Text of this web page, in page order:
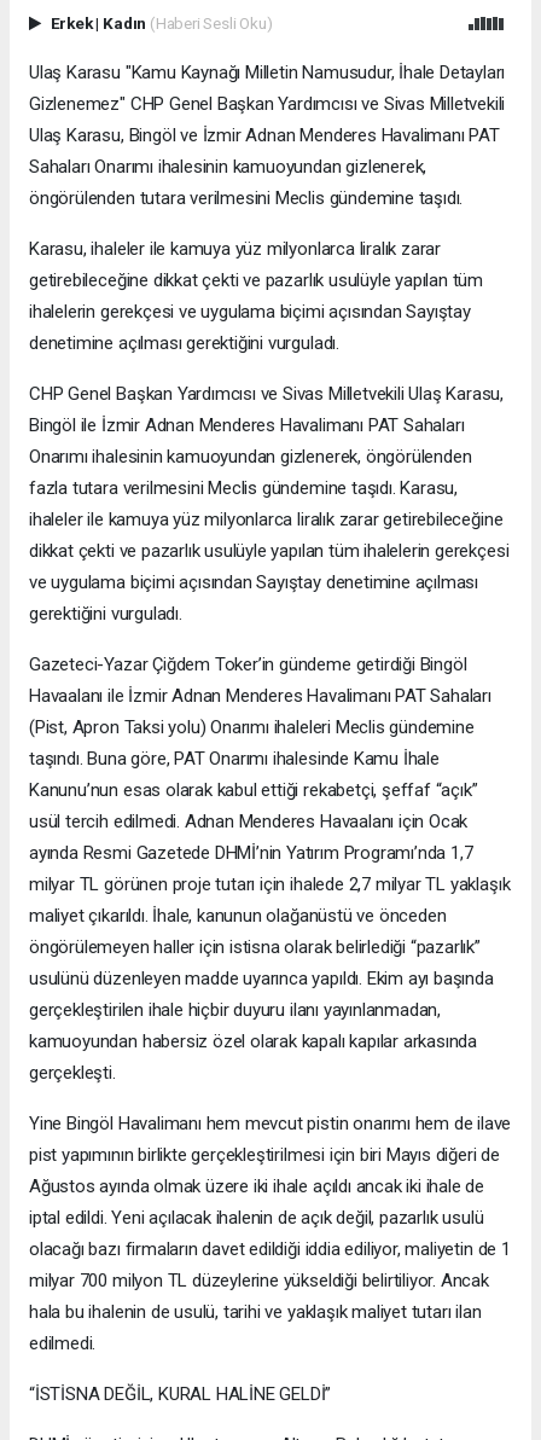
Erkek| Kadın (Haberi Sesli Oku)
Ulaş Karasu "Kamu Kaynağı Milletin Namusudur, İhale Detayları
Gizlenemez" CHP Genel Başkan Yardımcısı ve Sivas Milletvekili
Ulaş Karasu, Bingöl ve İzmir Adnan Menderes Havalimanı PAT
Sahaları Onarımı ihalesinin kamuoyundan gizlenerek,
öngörülenden tutara verilmesini Meclis gündemine taşıdı.
Karasu, ihaleler ile kamuya yüz milyonlarca liralık zarar
getirebileceğine dikkat çekti ve pazarlık usulüyle yapılan tüm
ihalelerin gerekçesi ve uygulama biçimi açısından Sayıştay
denetimine açılması gerektiğini vurguladı.
CHP Genel Başkan Yardımcısı ve Sivas Milletvekili Ulaş Karasu,
Bingöl ile İzmir Adnan Menderes Havalimanı PAT Sahaları
Onarımı ihalesinin kamuoyundan gizlenerek, öngörülenden
fazla tutara verilmesini Meclis gündemine taşıdı. Karasu,
ihaleler ile kamuya yüz milyonlarca liralık zarar getirebileceğine
dikkat çekti ve pazarlık usulüyle yapılan tüm ihalelerin gerekçesi
ve uygulama biçimi açısından Sayıştay denetimine açılması
gerektiğini vurguladı.
Gazeteci-Yazar Çiğdem Toker’in gündeme getirdiği Bingöl
Havaalanı ile İzmir Adnan Menderes Havalimanı PAT Sahaları
(Pist, Apron Taksi yolu) Onarımı ihaleleri Meclis gündemine
taşındı. Buna göre, PAT Onarımı ihalesinde Kamu İhale
Kanunu’nun esas olarak kabul ettiği rekabetçi, şeffaf “açık”
usül tercih edilmedi. Adnan Menderes Havaalanı için Ocak
ayında Resmi Gazetede DHMİ’nin Yatırım Programı’nda 1,7
milyar TL görünen proje tutarı için ihalede 2,7 milyar TL yaklaşık
maliyet çıkarıldı. İhale, kanunun olağanüstü ve önceden
öngörülemeyen haller için istisna olarak belirlediği “pazarlık”
usulünü düzenleyen madde uyarınca yapıldı. Ekim ayı başında
gerçekleştirilen ihale hiçbir duyuru ilanı yayınlanmadan,
kamuoyundan habersiz özel olarak kapalı kapılar arkasında
gerçekleşti.
Yine Bingöl Havalimanı hem mevcut pistin onarımı hem de ilave
pist yapımının birlikte gerçekleştirilmesi için biri Mayıs diğeri de
Ağustos ayında olmak üzere iki ihale açıldı ancak iki ihale de
iptal edildi. Yeni açılacak ihalenin de açık değil, pazarlık usulü
olacağı bazı firmaların davet edildiği iddia ediliyor, maliyetin de 1
milyar 700 milyon TL düzeylerine yükseldiği belirtiliyor. Ancak
hala bu ihalenin de usulü, tarihi ve yaklaşık maliyet tutarı ilan
edilmedi.
“İSTİSNA DEĞİL, KURAL HALİNE GELDİ”